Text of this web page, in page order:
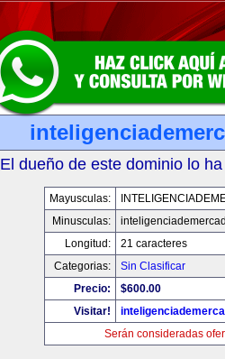
El dueño de este dominio lo
Mayusculas:
Minusculas:
Longitud:
21 caracteres
Categorias:
Sin Clasificar
Precio:
$600.00
Visitar!
Serán consideradas